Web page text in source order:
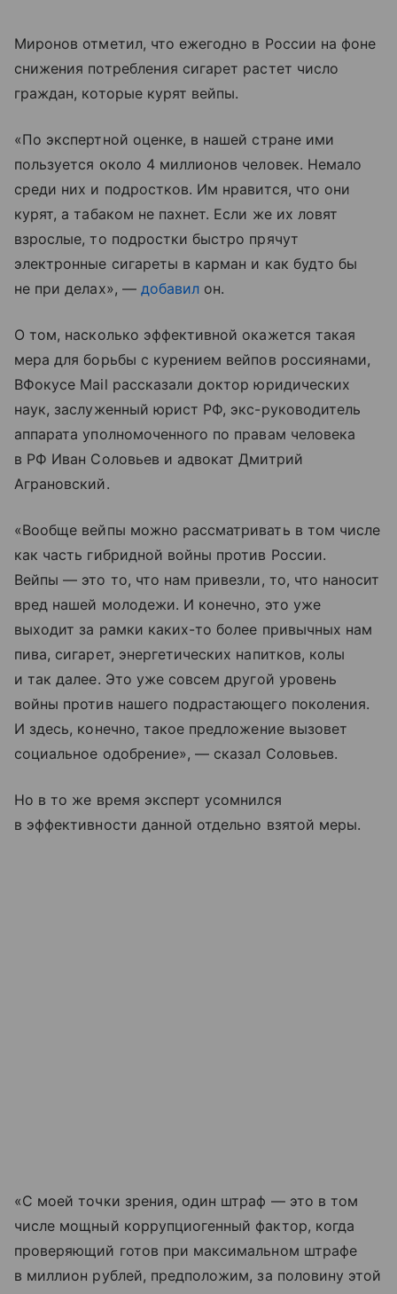
Миронов отметил, что ежегодно в России на фоне
снижения потребления сигарет растет число
граждан, которые курят вейпы.
«По экспертной оценке, в нашей стране ими
пользуется около 4 миллионов человек. Немало
среди них и подростков. Им нравится, что они
курят, а табаком не пахнет. Если же их ловят
взрослые, то подростки быстро прячут
электронные сигареты в карман и как будто бы
не при делах», —добавил он.
О том, насколько эффективной окажется такая
мера для борьбы с курением вейпов россиянами,
ВФокусе Mail рассказали доктор юридических
наук, заслуженный юрист РФ, экс-руководитель
аппарата уполномоченного по правам человека
в РФ Иван Соловьев и адвокат Дмитрий
Аграновский.
«Вообще вейпы можно рассматривать в том числе
как часть гибридной войны против России.
Вейпы — это то, что нам привезли, то, что наносит
вред нашей молодежи. И конечно, это уже
выходит за рамки каких-то более привычных нам
пива, сигарет, энергетических напитков, колы
и так далее. Это уже совсем другой уровень
войны против нашего подрастающего поколения.
И здесь, конечно, такое предложение вызовет
социальное одобрение», — сказал Соловьев.
Но в то же время эксперт усомнился
в эффективности данной отдельно взятой меры.
«С моей точки зрения, один штраф — это в том
числе мощный коррупциогенный фактор, когда
проверяющий готов при максимальном штрафе
в миллион рублей, предположим, за половину этой